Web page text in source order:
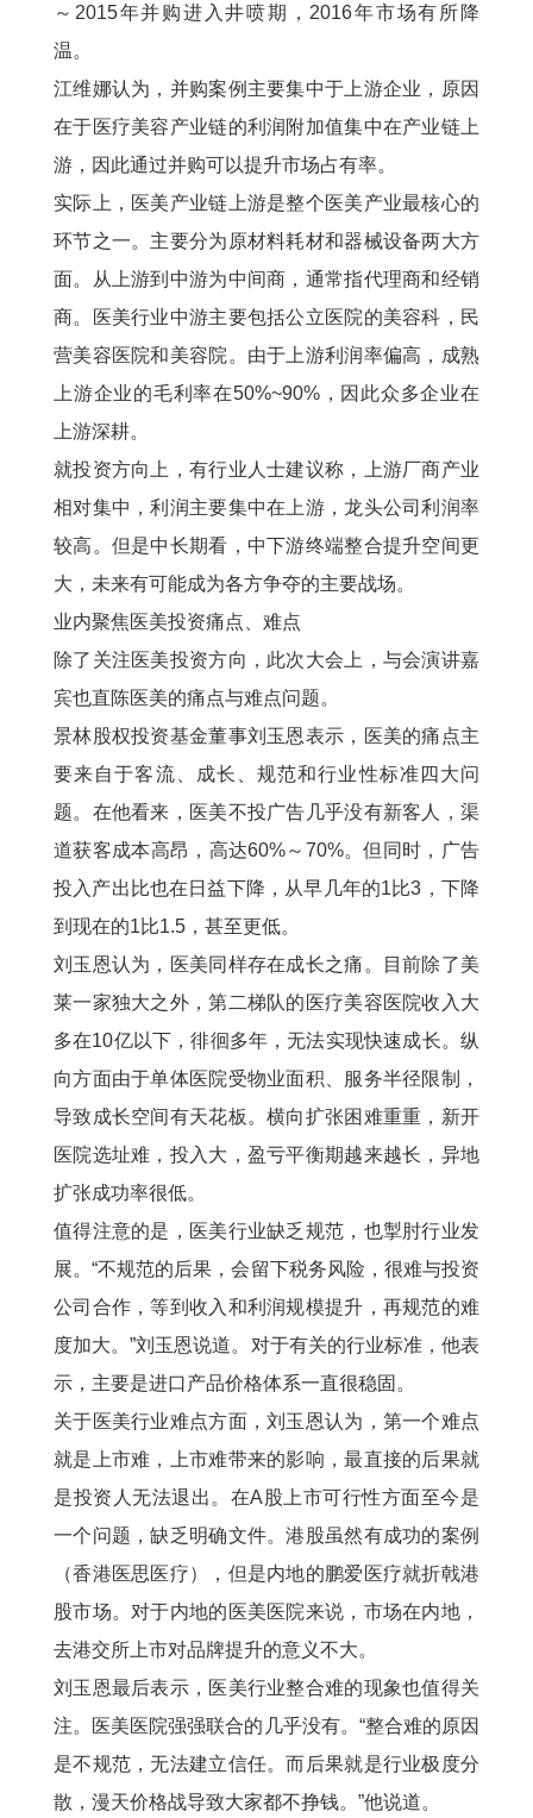
～2015年并购进入井喷期，2016年市场有所降
温。
江维娜认为，并购案例主要集中于上游企业，原因
在于医疗美容产业链的利润附加值集中在产业链上
游，因此通过并购可以提升市场占有率。
实际上，医美产业链上游是整个医美产业最核心的
环节之一。主要分为原材料耗材和器械设备两大方
面。从上游到中游为中间商，通常指代理商和经销
商。医美行业中游主要包括公立医院的美容科，民
营美容医院和美容院。由于上游利润率偏高，成熟
上游企业的毛利率在50%~90%，因此众多企业在
上游深耕。
就投资方向上，有行业人士建议称，上游厂商产业
相对集中，利润主要集中在上游，龙头公司利润率
较高。但是中长期看，中下游终端整合提升空间更
大，未来有可能成为各方争夺的主要战场。
业内聚焦医美投资痛点、难点
除了关注医美投资方向，此次大会上，与会演讲嘉
宾也直陈医美的痛点与难点问题。
景林股权投资基金董事刘玉恩表示，医美的痛点主
要来自于客流、成长、规范和行业性标准四大问
题。在他看来，医美不投广告几乎没有新客人，渠
道获客成本高昂，高达60%～70%。但同时，广告
投入产出比也在日益下降，从早几年的1比3，下降
到现在的1比1.5，甚至更低。
刘玉恩认为，医美同样存在成长之痛。目前除了美
莱一家独大之外，第二梯队的医疗美容医院收入大
多在10亿以下，徘徊多年，无法实现快速成长。纵
向方面由于单体医院受物业面积、服务半径限制，
导致成长空间有天花板。横向扩张困难重重，新开
医院选址难，投入大，盈亏平衡期越来越长，异地
扩张成功率很低。
值得注意的是，医美行业缺乏规范，也掣肘行业发
展。“不规范的后果，会留下税务风险，很难与投资
公司合作，等到收入和利润规模提升，再规范的难
度加大。”刘玉恩说道。对于有关的行业标准，他表
示，主要是进口产品价格体系一直很稳固。
关于医美行业难点方面，刘玉恩认为，第一个难点
就是上市难，上市难带来的影响，最直接的后果就
是投资人无法退出。在A股上市可行性方面至今是
一个问题，缺乏明确文件。港股虽然有成功的案例
（香港医思医疗），但是内地的鹏爱医疗就折戟港
股市场。对于内地的医美医院来说，市场在内地，
去港交所上市对品牌提升的意义不大。
刘玉恩最后表示，医美行业整合难的现象也值得关
注。医美医院强强联合的几乎没有。“整合难的原因
是不规范，无法建立信任。而后果就是行业极度分
散，漫天价格战导致大家都不挣钱。”他说道。